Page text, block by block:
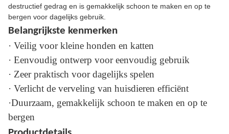
destructief gedrag en is gemakkelijk schoon te maken en op te
bergen voor dagelijks gebruik.
Belangrijkste kenmerken
· Veilig voor kleine honden en katten
· Eenvoudig ontwerp voor eenvoudig gebruik
· Zeer praktisch voor dagelijks spelen
· Verlicht de verveling van huisdieren efficiënt
·Duurzaam, gemakkelijk schoon te maken en op te
bergen